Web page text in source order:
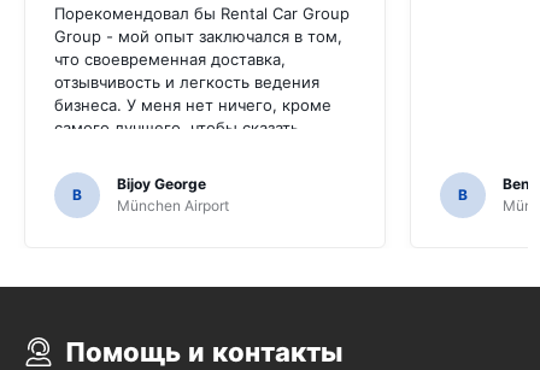
Порекомендовал бы Rental Car Group
Group - мой опыт заключался в том,
что своевременная доставка,
отзывчивость и легкость ведения
бизнеса. У меня нет ничего, кроме
самого лучшего, чтобы сказать.
B
Bijoy George
München Airport
B
Помощь и контакты